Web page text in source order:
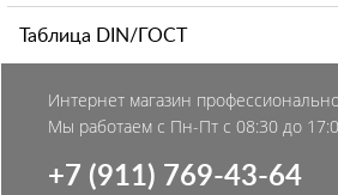
Таблица DIN/ГОСТ
Интернет магазин
Мы работаем с Пн-Пт с 08:30 до
+7 (911) 769-43-64